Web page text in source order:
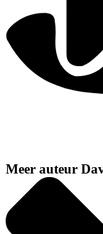
Meer auteur